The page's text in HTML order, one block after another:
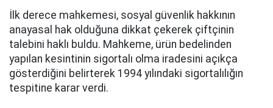
İlk derece mahkemesi, sosyal güvenlik hakkının
anayasal hak olduğuna dikkat çekerek çiftçinin
talebini haklı buldu. Mahkeme, ürün bedelinden
yapılan kesintinin sigortalı olma iradesini açıkça
gösterdiğini belirterek 1994 yılındaki sigortalılığın
tespitine karar verdi.